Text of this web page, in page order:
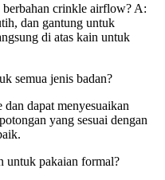
berbahan crinkle airflow? A:
dan gantung untuk
di atas kain untuk
semua jenis badan?
dapat menyesuaikan
yang sesuai dengan
untuk pakaian formal?